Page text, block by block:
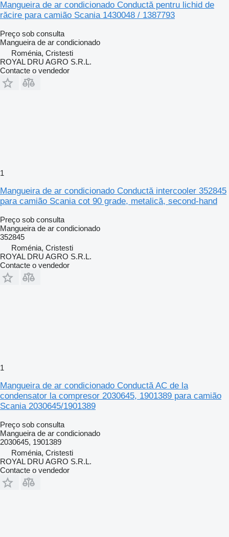
Mangueira de ar condicionado Conductă pentru lichid de
răcire para camião Scania 1430048 / 1387793
Preço sob consulta
Mangueira de ar condicionado
Roménia, Cristesti
ROYAL DRU AGRO S.R.L.
Contacte o vendedor
1
Mangueira de ar condicionado Conductă intercooler 352845
para camião Scania cot 90 grade, metalică, second-hand
Preço sob consulta
Mangueira de ar condicionado
352845
Roménia, Cristesti
ROYAL DRU AGRO S.R.L.
Contacte o vendedor
1
Mangueira de ar condicionado Conductă AC de la
condensator la compresor 2030645, 1901389 para camião
Scania 2030645/1901389
Preço sob consulta
Mangueira de ar condicionado
2030645, 1901389
Roménia, Cristesti
ROYAL DRU AGRO S.R.L.
Contacte o vendedor